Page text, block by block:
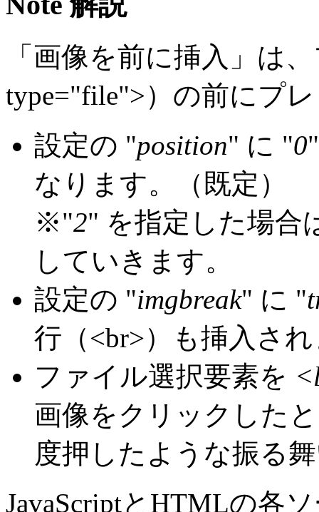
「画像を前に挿入」は
type="file">）の前にプ
設定の "position" に "0
なります。（既定）
※"2" を指定した場合
していきます。
設定の "imgbreak" に "
行（<br>）も挿入さ
ファイル選択要素を
画像をクリックした
度押したような振る
JavaScriptとHTMLの各